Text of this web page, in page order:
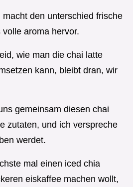
den unterschied frische
aroma hervor.
wie man die chai latte
kann, bleibt dran, wir
gemeinsam diesen chai
zutaten, und ich verspreche
werdet.
mal einen iced chia
eiskaffee machen wollt,